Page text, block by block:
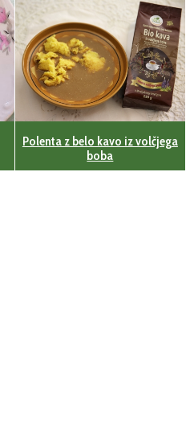
Polenta z belo kavo iz volčjega
boba